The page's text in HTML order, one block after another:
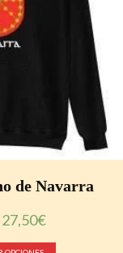
de Navarra
27,50€Rango
Este